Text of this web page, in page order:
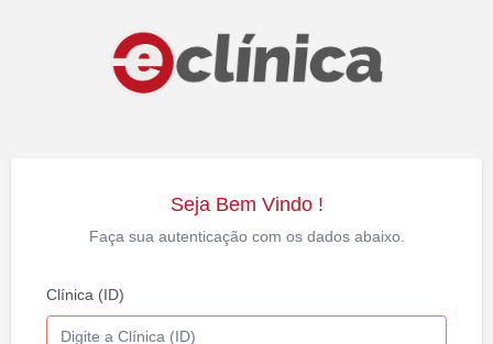
Seja Bem Vindo !
Faça sua autenticação com os dados abaixo.
Clínica (ID)